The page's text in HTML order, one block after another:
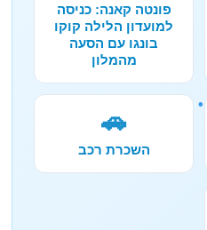
פונטה קאנה: כניסה
למועדון הלילה קוקו
בונגו עם הסעה
מהמלון
🚗
השכרת רכב